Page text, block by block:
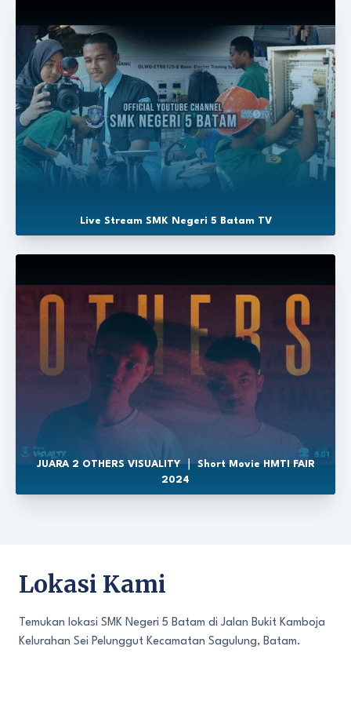
Live Stream SMK Negeri 5 Batam TV
JUARA 2 OTHERS VISUALITY ｜ Short Movie HMTI FAIR
2024
Lokasi Kami
Temukan lokasi SMK Negeri 5 Batam di Jalan Bukit Kamboja
Kelurahan Sei Pelunggut Kecamatan Sagulung, Batam.